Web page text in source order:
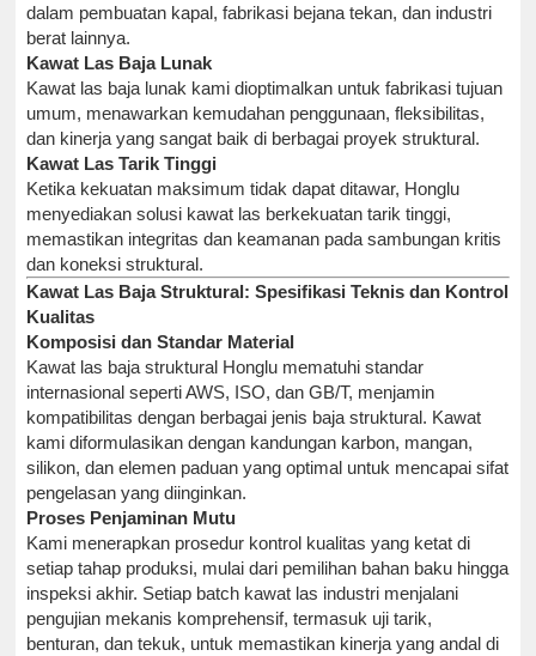
dalam pembuatan kapal, fabrikasi bejana tekan, dan industri
berat lainnya.
Kawat Las Baja Lunak
Kawat las baja lunak kami dioptimalkan untuk fabrikasi tujuan
umum, menawarkan kemudahan penggunaan, fleksibilitas,
dan kinerja yang sangat baik di berbagai proyek struktural.
Kawat Las Tarik Tinggi
Ketika kekuatan maksimum tidak dapat ditawar, Honglu
menyediakan solusi kawat las berkekuatan tarik tinggi,
memastikan integritas dan keamanan pada sambungan kritis
dan koneksi struktural.
Kawat Las Baja Struktural: Spesifikasi Teknis dan Kontrol
Kualitas
Komposisi dan Standar Material
Kawat las baja struktural Honglu mematuhi standar
internasional seperti AWS, ISO, dan GB/T, menjamin
kompatibilitas dengan berbagai jenis baja struktural. Kawat
kami diformulasikan dengan kandungan karbon, mangan,
silikon, dan elemen paduan yang optimal untuk mencapai sifat
pengelasan yang diinginkan.
Proses Penjaminan Mutu
Kami menerapkan prosedur kontrol kualitas yang ketat di
setiap tahap produksi, mulai dari pemilihan bahan baku hingga
inspeksi akhir. Setiap batch kawat las industri menjalani
pengujian mekanis komprehensif, termasuk uji tarik,
benturan, dan tekuk, untuk memastikan kinerja yang andal di